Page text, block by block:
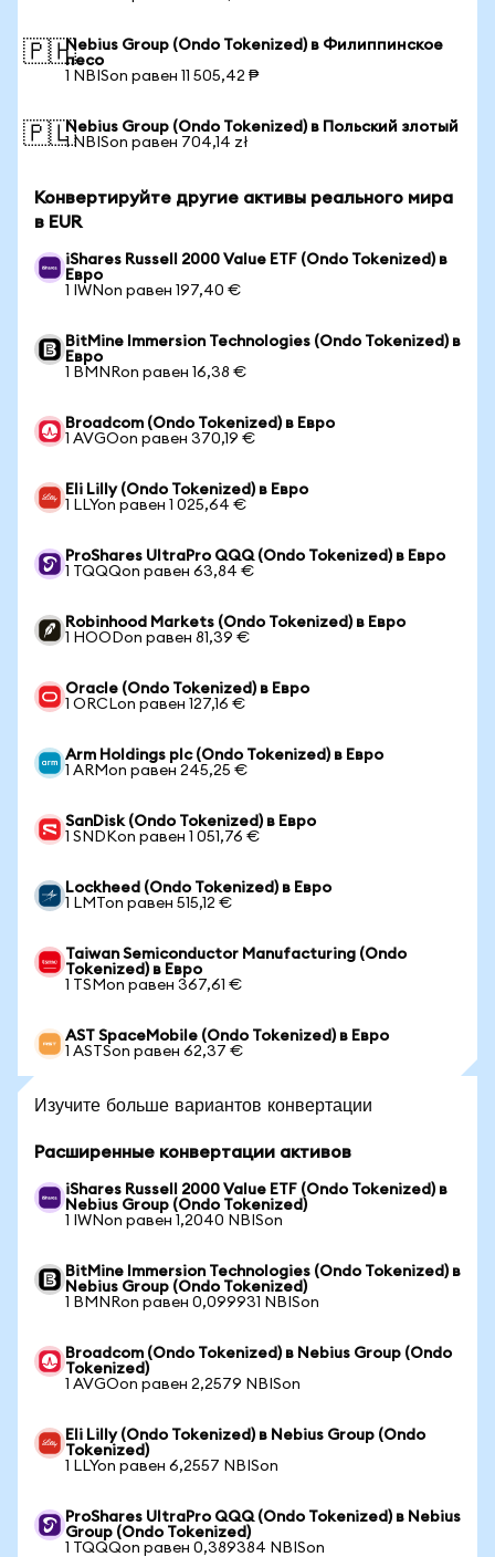
🇵🇭Nebius Group (Ondo Tokenized) в Филиппинское
песо
1 NBISon равен 11 505,42 ₱
🇵🇱Nebius Group (Ondo Tokenized) в Польский злотый
1 NBISon равен 704,14 zł
Конвертируйте другие активы реального мира
в EUR
iShares Russell 2000 Value ETF (Ondo Tokenized) в
Евро
1 IWNon равен 197,40 €
BitMine Immersion Technologies (Ondo Tokenized) в
Евро
1 BMNRon равен 16,38 €
Broadcom (Ondo Tokenized) в Евро
1 AVGOon равен 370,19 €
Eli Lilly (Ondo Tokenized) в Евро
1 LLYon равен 1 025,64 €
ProShares UltraPro QQQ (Ondo Tokenized) в Евро
1 TQQQon равен 63,84 €
Robinhood Markets (Ondo Tokenized) в Евро
1 HOODon равен 81,39 €
Oracle (Ondo Tokenized) в Евро
1 ORCLon равен 127,16 €
Arm Holdings plc (Ondo Tokenized) в Евро
1 ARMon равен 245,25 €
SanDisk (Ondo Tokenized) в Евро
1 SNDKon равен 1 051,76 €
Lockheed (Ondo Tokenized) в Евро
1 LMTon равен 515,12 €
Taiwan Semiconductor Manufacturing (Ondo
Tokenized) в Евро
1 TSMon равен 367,61 €
AST SpaceMobile (Ondo Tokenized) в Евро
1 ASTSon равен 62,37 €
Изучите больше вариантов конвертации
Расширенные конвертации активов
iShares Russell 2000 Value ETF (Ondo Tokenized) в
Nebius Group (Ondo Tokenized)
1 IWNon равен 1,2040 NBISon
BitMine Immersion Technologies (Ondo Tokenized) в
Nebius Group (Ondo Tokenized)
1 BMNRon равен 0,099931 NBISon
Broadcom (Ondo Tokenized) в Nebius Group (Ondo
Tokenized)
1 AVGOon равен 2,2579 NBISon
Eli Lilly (Ondo Tokenized) в Nebius Group (Ondo
Tokenized)
1 LLYon равен 6,2557 NBISon
ProShares UltraPro QQQ (Ondo Tokenized) в Nebius
Group (Ondo Tokenized)
1 TQQQon равен 0,389384 NBISon